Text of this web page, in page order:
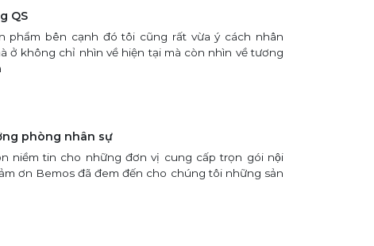
QS
phẩm bên cạnh đó tôi cũng rất vừa ý cách nhân
ở không chỉ nhìn về hiện tại mà còn nhìn về tương
phòng nhân sự
niềm tin cho những đơn vị cung cấp trọn gói nội
ơn Bemos đã đem đến cho chúng tôi những sản